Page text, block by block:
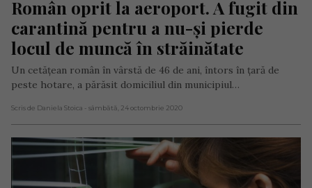
Român oprit la aeroport. A fugit din
carantină pentru a nu-și pierde
locul de muncă în străinătate
Un cetățean român în vârstă de 46 de ani, întors în țară de
peste hotare, a părăsit domiciliul din municipiul…
Scris de Daniela Stoica - sâmbătă, 24 octombrie 2020